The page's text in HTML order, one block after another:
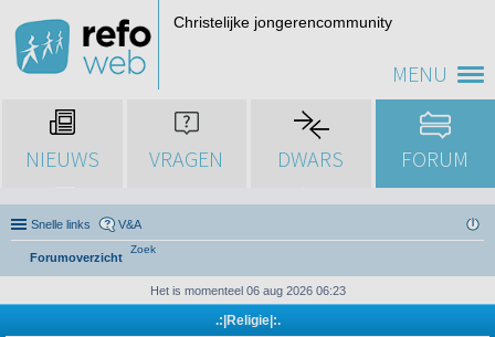
MENU
Christelijke jongerencommunity
NIEUWS VRAGEN DWARS FORUM
Snelle links V&A
Forumoverzicht
Zoek
Het is momenteel 06 aug 2026 06:23
.:|Religie|:.